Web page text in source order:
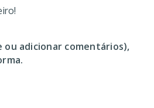
adicionar comentários),